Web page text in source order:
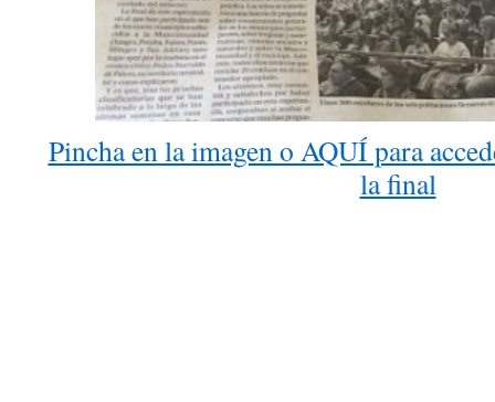
Pincha en la imagen o AQUÍ para
la final